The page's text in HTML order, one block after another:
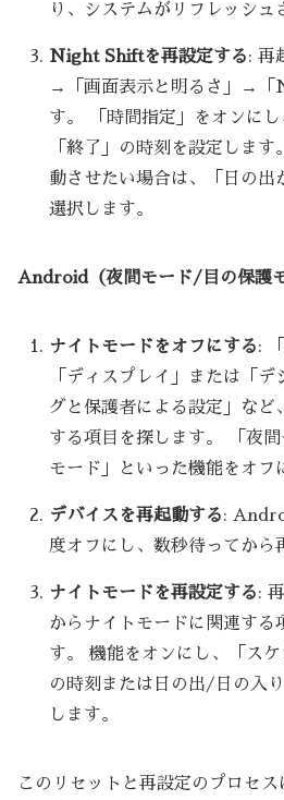
り、システムがリフレッシュ
Night Shiftを再設定する: 再
→「画面表示と明るさ」→「
す。 「時間指定」をオンに
「終了」の時刻を設定しま
動させたい場合は、「日の出
選択します。
Android（夜間モード/目の保護
ナイトモードをオフにする:
「ディスプレイ」または「
グと保護者による設定」など
する項目を探します。 「夜
モード」といった機能をオフ
デバイスを再起動する:
度オフにし、数秒待ってから
ナイトモードを再設定する:
からナイトモードに関連する
す。 機能をオンにし、「ス
の時刻または日の出/日の入
します。
このリセットと再設定のプロセ